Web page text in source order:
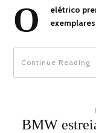
O
elétrico
Continue Reading
BMW